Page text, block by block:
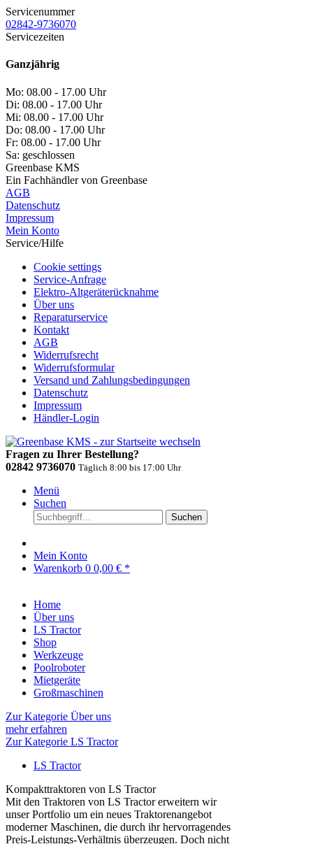
Servicenummer
02842-9736070
Servicezeiten
Ganzjährig
Mo: 08.00 - 17.00 Uhr
Di: 08.00 - 17.00 Uhr
Mi: 08.00 - 17.00 Uhr
Do: 08.00 - 17.00 Uhr
Fr: 08.00 - 17.00 Uhr
Sa: geschlossen
Greenbase KMS
Ein Fachhändler von Greenbase
AGB
Datenschutz
Impressum
Mein Konto
Service/Hilfe
Cookie settings
Service-Anfrage
Elektro-Altgeräterücknahme
Über uns
Reparaturservice
Kontakt
AGB
Widerrufsrecht
Widerrufsformular
Versand und Zahlungsbedingungen
Datenschutz
Impressum
Händler-Login
Fragen zu Ihrer Bestellung?
02842 9736070 Täglich 8:00 bis 17:00 Uhr
Menü
Suchen
Suchen
Mein Konto
Warenkorb 0 0,00 € *
Home
Über uns
LS Tractor
Shop
Werkzeuge
Poolroboter
Mietgeräte
Großmaschinen
Zur Kategorie Über uns
mehr erfahren
Zur Kategorie LS Tractor
LS Tractor
Kompakttraktoren von LS Tractor
Mit den Traktoren von LS Tractor erweitern wir
unser Portfolio um ein neues Traktorenangebot
moderner Maschinen, die durch ihr hervorragendes
Preis-Leistungs-Verhältnis überzeugen. Doch nicht